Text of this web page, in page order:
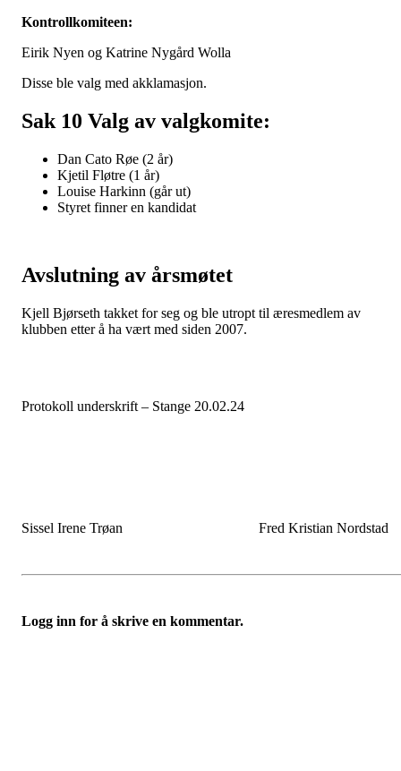
Kontrollkomiteen:
Eirik Nyen og Katrine Nygård Wolla
Disse ble valg med akklamasjon.
Sak 10 Valg av valgkomite:
Dan Cato Røe (2 år)
Kjetil Fløtre (1 år)
Louise Harkinn (går ut)
Styret finner en kandidat
Avslutning av årsmøtet
Kjell Bjørseth takket for seg og ble utropt til æresmedlem av
klubben etter å ha vært med siden 2007.
Protokoll underskrift – Stange 20.02.24
Sissel Irene Trøan Fred Kristian
Logg inn for å skrive en kommentar.